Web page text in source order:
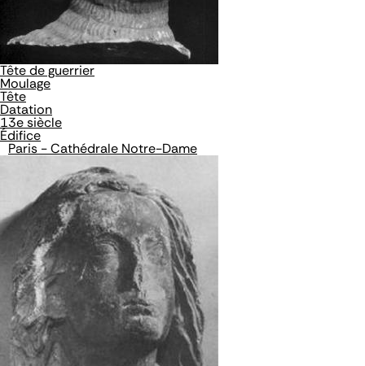
Tête de guerrier
Moulage
Tête
Datation
13e siècle
Édifice
Paris - Cathédrale Notre-Dame